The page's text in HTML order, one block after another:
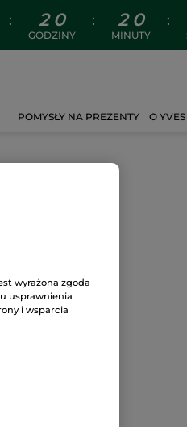
: 2 0
GODZINY
: 2 0
MINUTY
:
POMYSŁY NA PREZENTY O
wyrażona zgoda
usprawnienia
i wsparcia